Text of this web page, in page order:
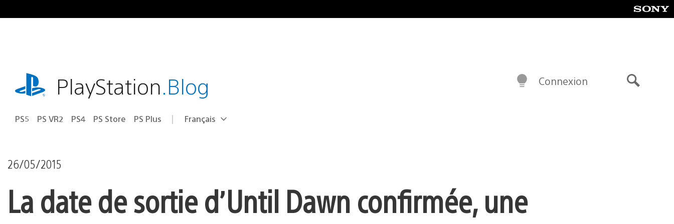
au
playstation.comPlayStation.Blog
PS5 PS VR2 PS4 PS Store PS Plus Choisir
Région
Français
Connexion
26/05/2015
La date de sortie d’Until Dawn confirmée, une